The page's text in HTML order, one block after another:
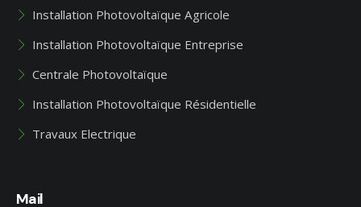
Installation Photovoltaïque Agricole
Installation Photovoltaïque Entreprise
Centrale Photovoltaïque
Installation Photovoltaïque Résidentielle
Travaux Electrique
Mail